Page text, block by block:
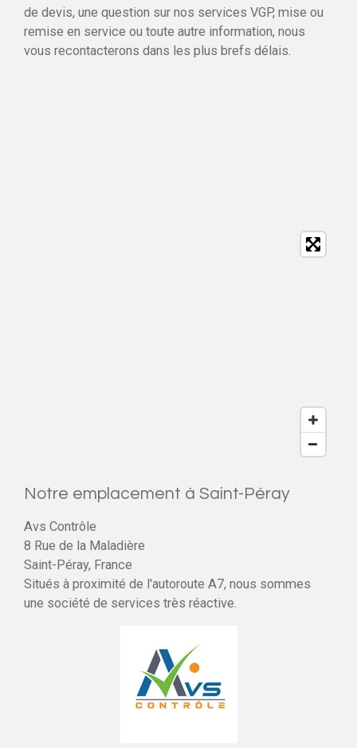
de devis, une question sur nos services VGP, mise ou
remise en service ou toute autre information, nous
vous recontacterons dans les plus brefs délais.
Notre emplacement à Saint-Péray
Avs Contrôle
8 Rue de la Maladière
Saint-Péray, France
Situés à proximité de l'autoroute A7, nous sommes
une société de services très réactive.